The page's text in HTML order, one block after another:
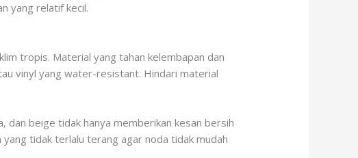
yang relatif kecil.
tropis. Material yang tahan kelembapan dan
vinyl yang water-resistant. Hindari material
dan beige tidak hanya memberikan kesan bersih
tidak terlalu terang agar noda tidak mudah